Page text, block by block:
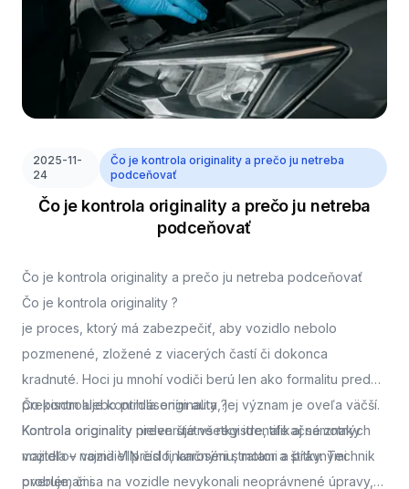
2025-11-
24
Čo je kontrola originality a prečo ju netreba
podceňovať
Čo je kontrola originality a prečo ju netreba
podceňovať
Čo je kontrola originality a prečo ju netreba podceňovať
Čo je kontrola originality ?
je proces, ktorý má zabezpečiť, aby vozidlo nebolo
pozmenené, zložené z viacerých častí či dokonca
kradnuté. Hoci ju mnohí vodiči berú len ako formalitu pred
prepisom alebo prihlásením auta, jej význam je oveľa väčší.
Kontrola originality nielen štátne registre, ale aj samotných
majiteľov vozidiel pred finančnými stratami a právnymi
problémami.
Čo kontroluje kontrola originality ?
Kontrola originality preveruje všetky identifikačné znaky
vozidla – najmä VIN číslo, karosériu, motor a štítky. Technik
overuje, či sa na vozidle nevykonali neoprávnené úpravy,